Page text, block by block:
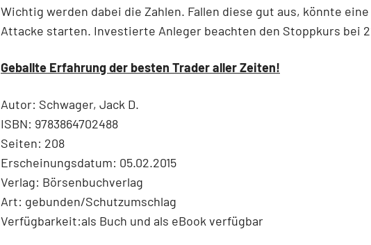
Wichtig werden dabei die Zahlen. Fallen diese gut aus, könnte
Attacke starten. Investierte Anleger beachten den Stoppkurs bei
Geballte Erfahrung der besten Trader aller Zeiten!
Autor: Schwager, Jack D.
ISBN: 9783864702488
Seiten: 208
Erscheinungsdatum: 05.02.2015
Verlag: Börsenbuchverlag
Art: gebunden/Schutzumschlag
Verfügbarkeit:als Buch und als eBook verfügbar